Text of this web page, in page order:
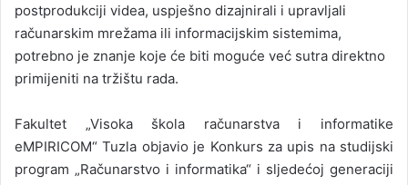
postprodukciji videa, uspješno dizajnirali i upravljali
računarskim mrežama ili informacijskim sistemima,
potrebno je znanje koje će biti moguće već sutra direktno
primijeniti na tržištu rada.
Fakultet „Visoka škola računarstva i informatike
eMPIRICOM“ Tuzla objavio je Konkurs za upis na studijski
program „Računarstvo i informatika“ i sljedećoj generaciji